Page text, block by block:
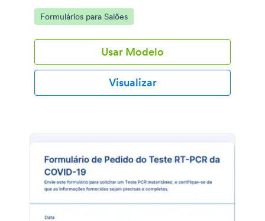
indústria da beleza e cosméticos. O Formulário de
Consentimento para Extensão de Cílios fornece
como: informações de contato, histórico de saúde,
experiência anterior de extensão de cílios e o
consentimento do cliente a todos os termos e
condições dos serviços prestados. Você pode
personalizar o modelo através do Criador de
fundo do formulário sem a necessidade de usar
Go to Category:
Formulários para Salões
Usar Modelo
Visualizar